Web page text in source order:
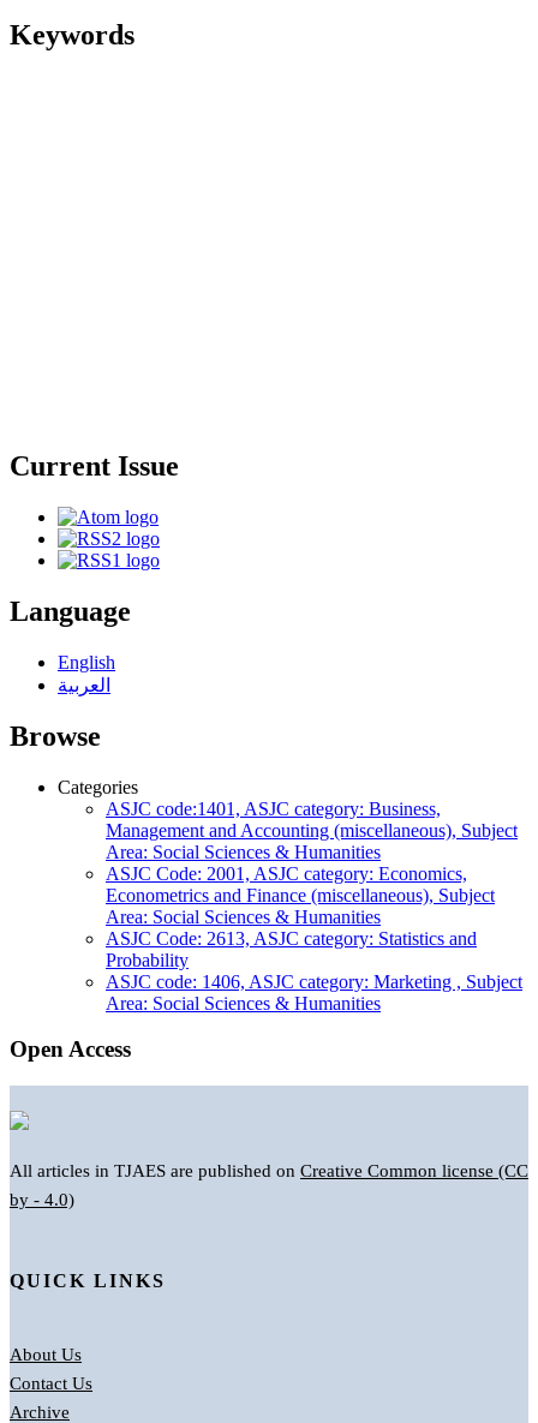
Keywords
Current Issue
Language
English
العربية
Browse
Categories
ASJC code:1401, ASJC category: Business,
Management and Accounting (miscellaneous), Subject
Area: Social Sciences & Humanities
ASJC Code: 2001, ASJC category: Economics,
Econometrics and Finance (miscellaneous), Subject
Area: Social Sciences & Humanities
ASJC Code: 2613, ASJC category: Statistics and
Probability
ASJC code: 1406, ASJC category: Marketing , Subject
Area: Social Sciences & Humanities
Open Access
All articles in TJAES are published on Creative Common license (CC
by - 4.0)
QUICK LINKS
About Us
Contact Us
Archive